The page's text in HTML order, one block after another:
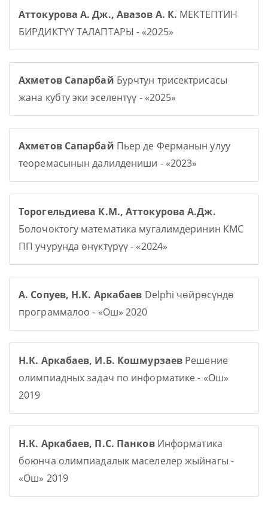
Аттокурова А. Дж., Авазов А. К. МЕКТЕПТИН
БИРДИКТҮҮ ТАЛАПТАРЫ - «2025»
Ахметов Сапарбай Бурчтун трисектрисасы
жана кубту эки эселентүү - «2025»
Ахметов Сапарбай Пьер де Ферманын улуу
теоремасынын далилдениши - «2023»
Торогельдиева К.М., Аттокурова А.Дж.
Болочоктогу математика мугалимдеринин КМС
ПП учурунда өнүктүрүү - «2024»
А. Сопуев, Н.К. Аркабаев Delphi чөйрөсүндө
программалоо - «Ош» 2020
Н.К. Аркабаев, И.Б. Кошмурзаев Решение
олимпиадных задач по информатике - «Ош»
2019
Н.К. Аркабаев, П.С. ПанковИнформатика
боюнча олимпиадалык маселелер жыйнагы -
«Ош» 2019